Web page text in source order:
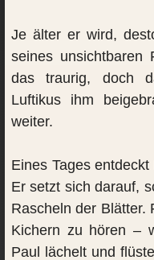
Je älter er wird,
seines unsichtbaren
das traurig, doch
Luftikus ihm
weiter.
Eines Tages
Er setzt sich darauf,
Rascheln der Blätter.
Kichern zu hören –
Paul lächelt und